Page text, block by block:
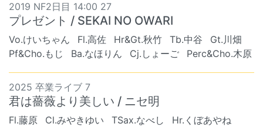
2019 NF2日目 14:00 27
プレゼント / SEKAI NO OWARI
Vo.けいちゃん Fl.高佐 Hr&Gt.秋竹 Tb.中谷
Gt.川畑
Pf&Cho.もじ
Ba.なほりん Cj.しょーご Perc&Cho.木原
2025 卒業ライブ 7
君は薔薇より美しい / ニセ明
Fl.藤原 Cl.みやきゆい TSax.なべし
Hr.くぼあやね